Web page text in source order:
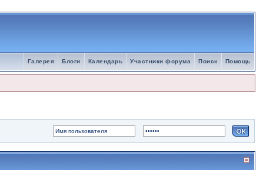
Помощь
Поиск
Участники форума
Календарь
Блоги
Галерея